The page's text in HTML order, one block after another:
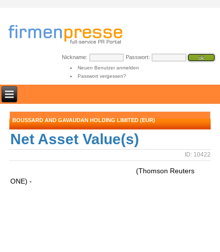
Nickname: Passwort:
Neuen Benutzer anmelden
Passwort vergessen?
BOUSSARD AND GAVAUDAN HOLDING LIMITED (EUR)
Net Asset Value(s)
ID: 10422
(Thomson Reuters
ONE) -